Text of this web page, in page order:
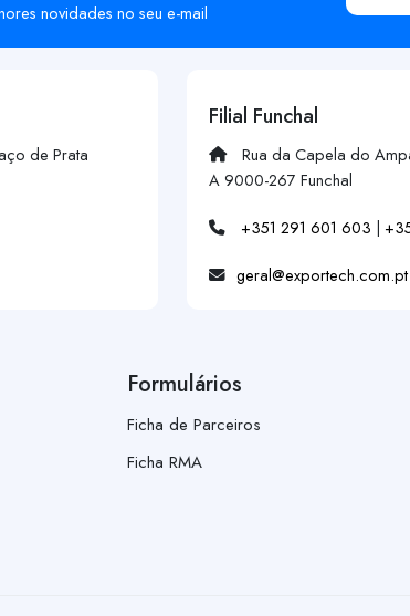
novidades no seu e-mail
de Prata
Filial Funchal
Rua da Capela do
A 9000-267 Funchal
+351 291 601 603 |
geral@exportech.com.pt
Formulários
Ficha de Parceiros
Ficha RMA